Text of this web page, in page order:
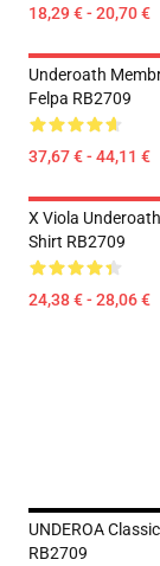
18,29 € - 20,70 €
Underoath
Felpa RB2709
37,67 € - 44,11 €
X Viola
Shirt RB2709
24,38 € - 28,06 €
UNDEROA Classic
RB2709